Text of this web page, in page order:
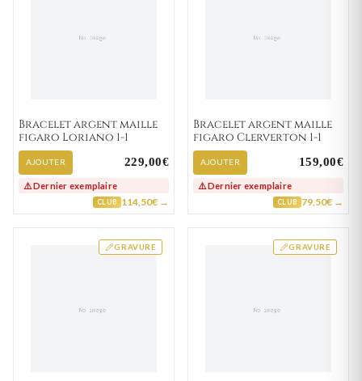
Bracelet argent maille
figaro Loriano 1-1
AJOUTER 229,00€
⚠️ Dernier exemplaire
CLUB 114,50€ →
Bracelet argent maille
figaro Clerverton 1-1
AJOUTER 159,00€
⚠️ Dernier exemplaire
CLUB 79,50€ →
GRAVURE GRAVURE